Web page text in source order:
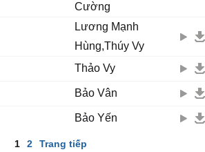
Cường
Lương Mạnh
Hùng,Thúy Vy
Thảo Vy
Bảo Vân
Bảo Yến
1 2 Trang tiếp